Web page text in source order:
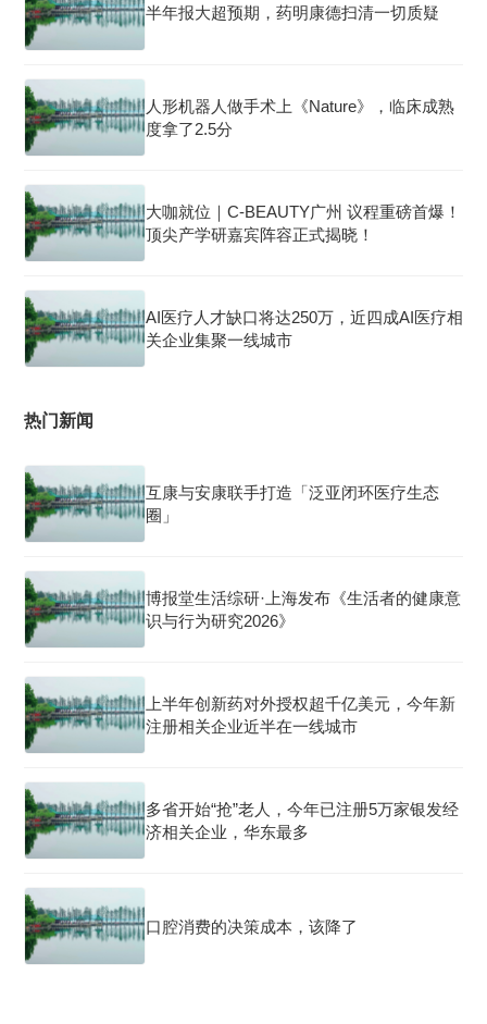
半年报大超预期，药明康德扫清一切质疑
人形机器人做手术上《Nature》，临床成熟
度拿了2.5分
大咖就位｜C-BEAUTY广州 议程重磅首爆！
顶尖产学研嘉宾阵容正式揭晓！
AI医疗人才缺口将达250万，近四成AI医疗相
关企业集聚一线城市
热门新闻
互康与安康联手打造「泛亚闭环医疗生态
圈」
博报堂生活综研·上海发布《生活者的健康意
识与行为研究2026》
上半年创新药对外授权超千亿美元，今年新
注册相关企业近半在一线城市
多省开始“抢”老人，今年已注册5万家银发经
济相关企业，华东最多
口腔消费的决策成本，该降了